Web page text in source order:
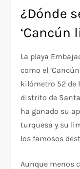
¿Dónde
‘Cancún
La playa
como el
kilómetro 52 de
distrito de
ha ganado su
turquesa y su
los famosos
Aunque menos